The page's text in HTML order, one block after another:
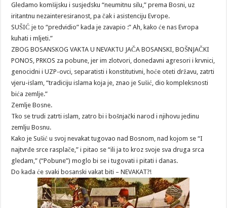
Gledamo komšijsku i susjedsku “neumitnu silu,” prema Bosni, uz
iritantnu nezainteresiranost, pa čak i asistenciju Evrope.
SUŠIĆ je to “predvidio” kada je zavapio :” Ah, kako će nas Evropa
kuhati i mljeti.”
ZBOG BOSANSKOG VAKTA U NEVAKTU JAČA BOSANSKI, BOŠNJAČKI
PONOS, PRKOS za pobune, jer im zlotvori, donedavni agresori i krvnici,
genocidni i UZP-ovci, separatisti i konstitutivni, hoće oteti državu, zatrti
vjeru-islam, “tradiciju islama koja je, znao je Sušić, dio kompleksnosti
bića zemlje.”
Zemlje Bosne.
Tko se trudi zatrti islam, zatro bi i bošnjački narod i njihovu jedinu
zemlju Bosnu.
Kako je Sušić u svoj nevakat tugovao nad Bosnom, nad kojom se “I
najtvrđe srce rasplače,” i pitao se “ili ja to kroz svoje sva druga srca
gledam,” (“Pobune”) moglo bi se i tugovati i pitati i danas.
Do kada će svaki bosanski vakat biti – NEVAKAT?!